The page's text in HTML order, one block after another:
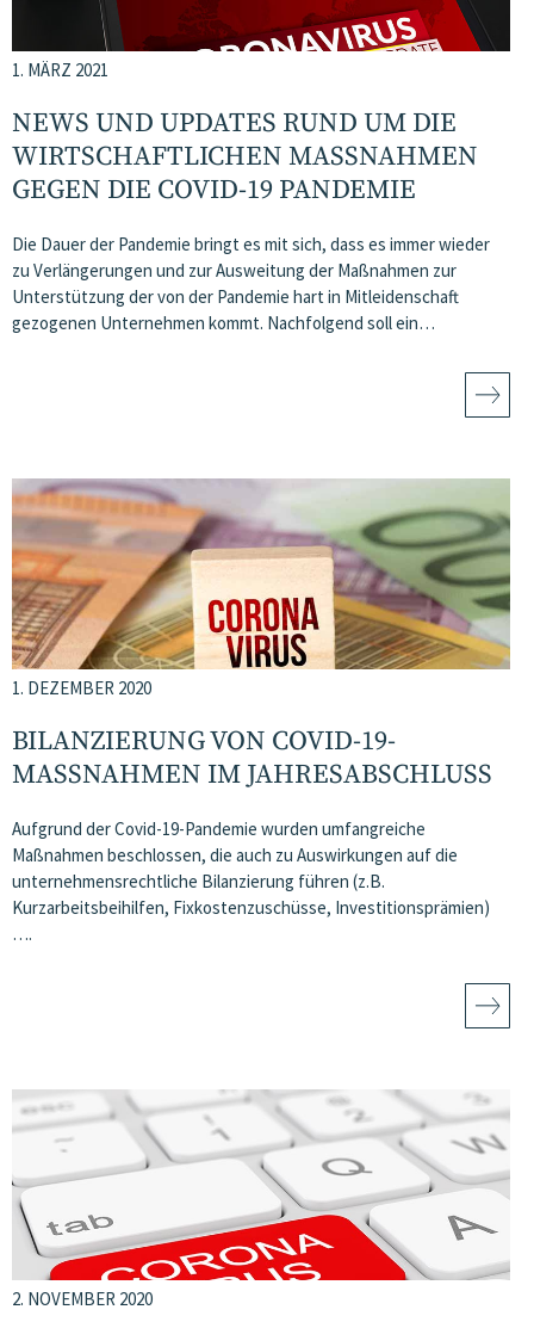
1. MÄRZ 2021
NEWS UND UPDATES RUND UM DIE
WIRTSCHAFTLICHEN MASSNAHMEN G
EGEN DIE COVID-19 PANDEMIE
Die Dauer der Pandemie bringt es mit sich, dass es immer wieder
zu Verlängerungen und zur Ausweitung der Maßnahmen zur
Unterstützung der von der Pandemie hart in Mitleidenschaft
gezogenen Unternehmen kommt. Nachfolgend soll ein…
1. DEZEMBER 2020
BILANZIERUNG VON COVID-19-
MASSNAHMEN IM JAHRESABSCHLUSS
Aufgrund der Covid-19-Pandemie wurden umfangreiche
Maßnahmen beschlossen, die auch zu Auswirkungen auf die
unternehmensrechtliche Bilanzierung führen (z.B.
Kurzarbeitsbeihilfen, Fixkostenzuschüsse, Investitionsprämien)
….
2. NOVEMBER 2020